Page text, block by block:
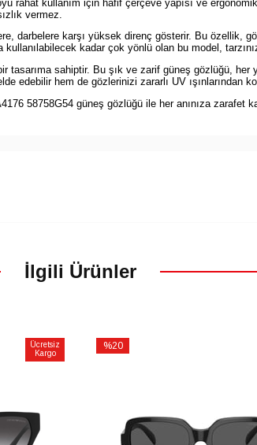
rahat kullanım için hafif çerçeve yapısı ve
vermez.
darbelere karşı yüksek direnç gösterir. Bu özellik,
kadar çok yönlü olan bu model,
tasarıma sahiptir. Bu şık ve zarif güneş gözlüğü,
edebilir hem de gözlerinizi zararlı UV ışınlarından
58758G54 güneş gözlüğü ile her anınıza zarafet
İlgili Ürünler
Ücretsiz
Kargo
%20